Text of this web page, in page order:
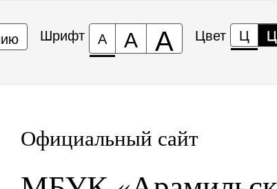
Шрифт А А А Цвет Ц Ц
Официальный сайт